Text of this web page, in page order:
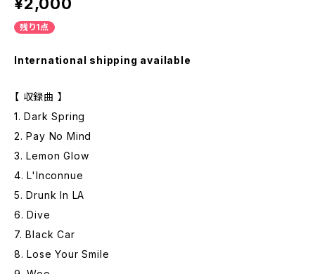
残り1点
International shipping available
【 収録曲 】
1. Dark Spring
2. Pay No Mind
3. Lemon Glow
4. L'Inconnue
5. Drunk In LA
6. Dive
7. Black Car
8. Lose Your Smile